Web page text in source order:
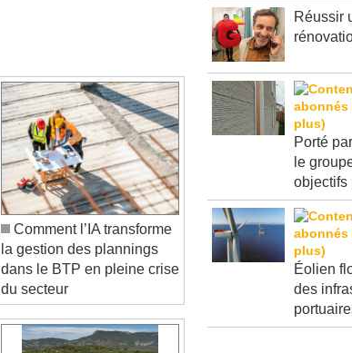
Comment l’IA transforme
la gestion des plannings
dans le BTP en pleine crise
du secteur
Réussir
Porté
le
objectifs
Éolien
des